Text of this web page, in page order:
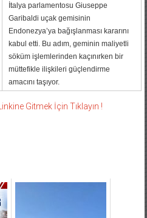
İtalya parlamentosu Giuseppe
Garibaldi uçak gemisinin
Endonezya’ya bağışlanması kararını
kabul etti. Bu adım, geminin maliyetli
söküm işlemlerinden kaçınırken bir
müttefikle ilişkileri güçlendirme
amacını taşıyor.
Gitmek İçin Tıklayın !